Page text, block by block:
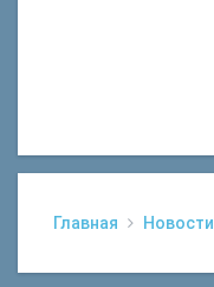
Главная Новости